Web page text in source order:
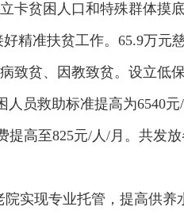
卡贫困人口和特殊群体摸
精准扶贫工作。65.9万元
贫、因教致贫。设立低
员救助标准提高为6540
提高至825元/人/月。共发
实现专业托管，提高供